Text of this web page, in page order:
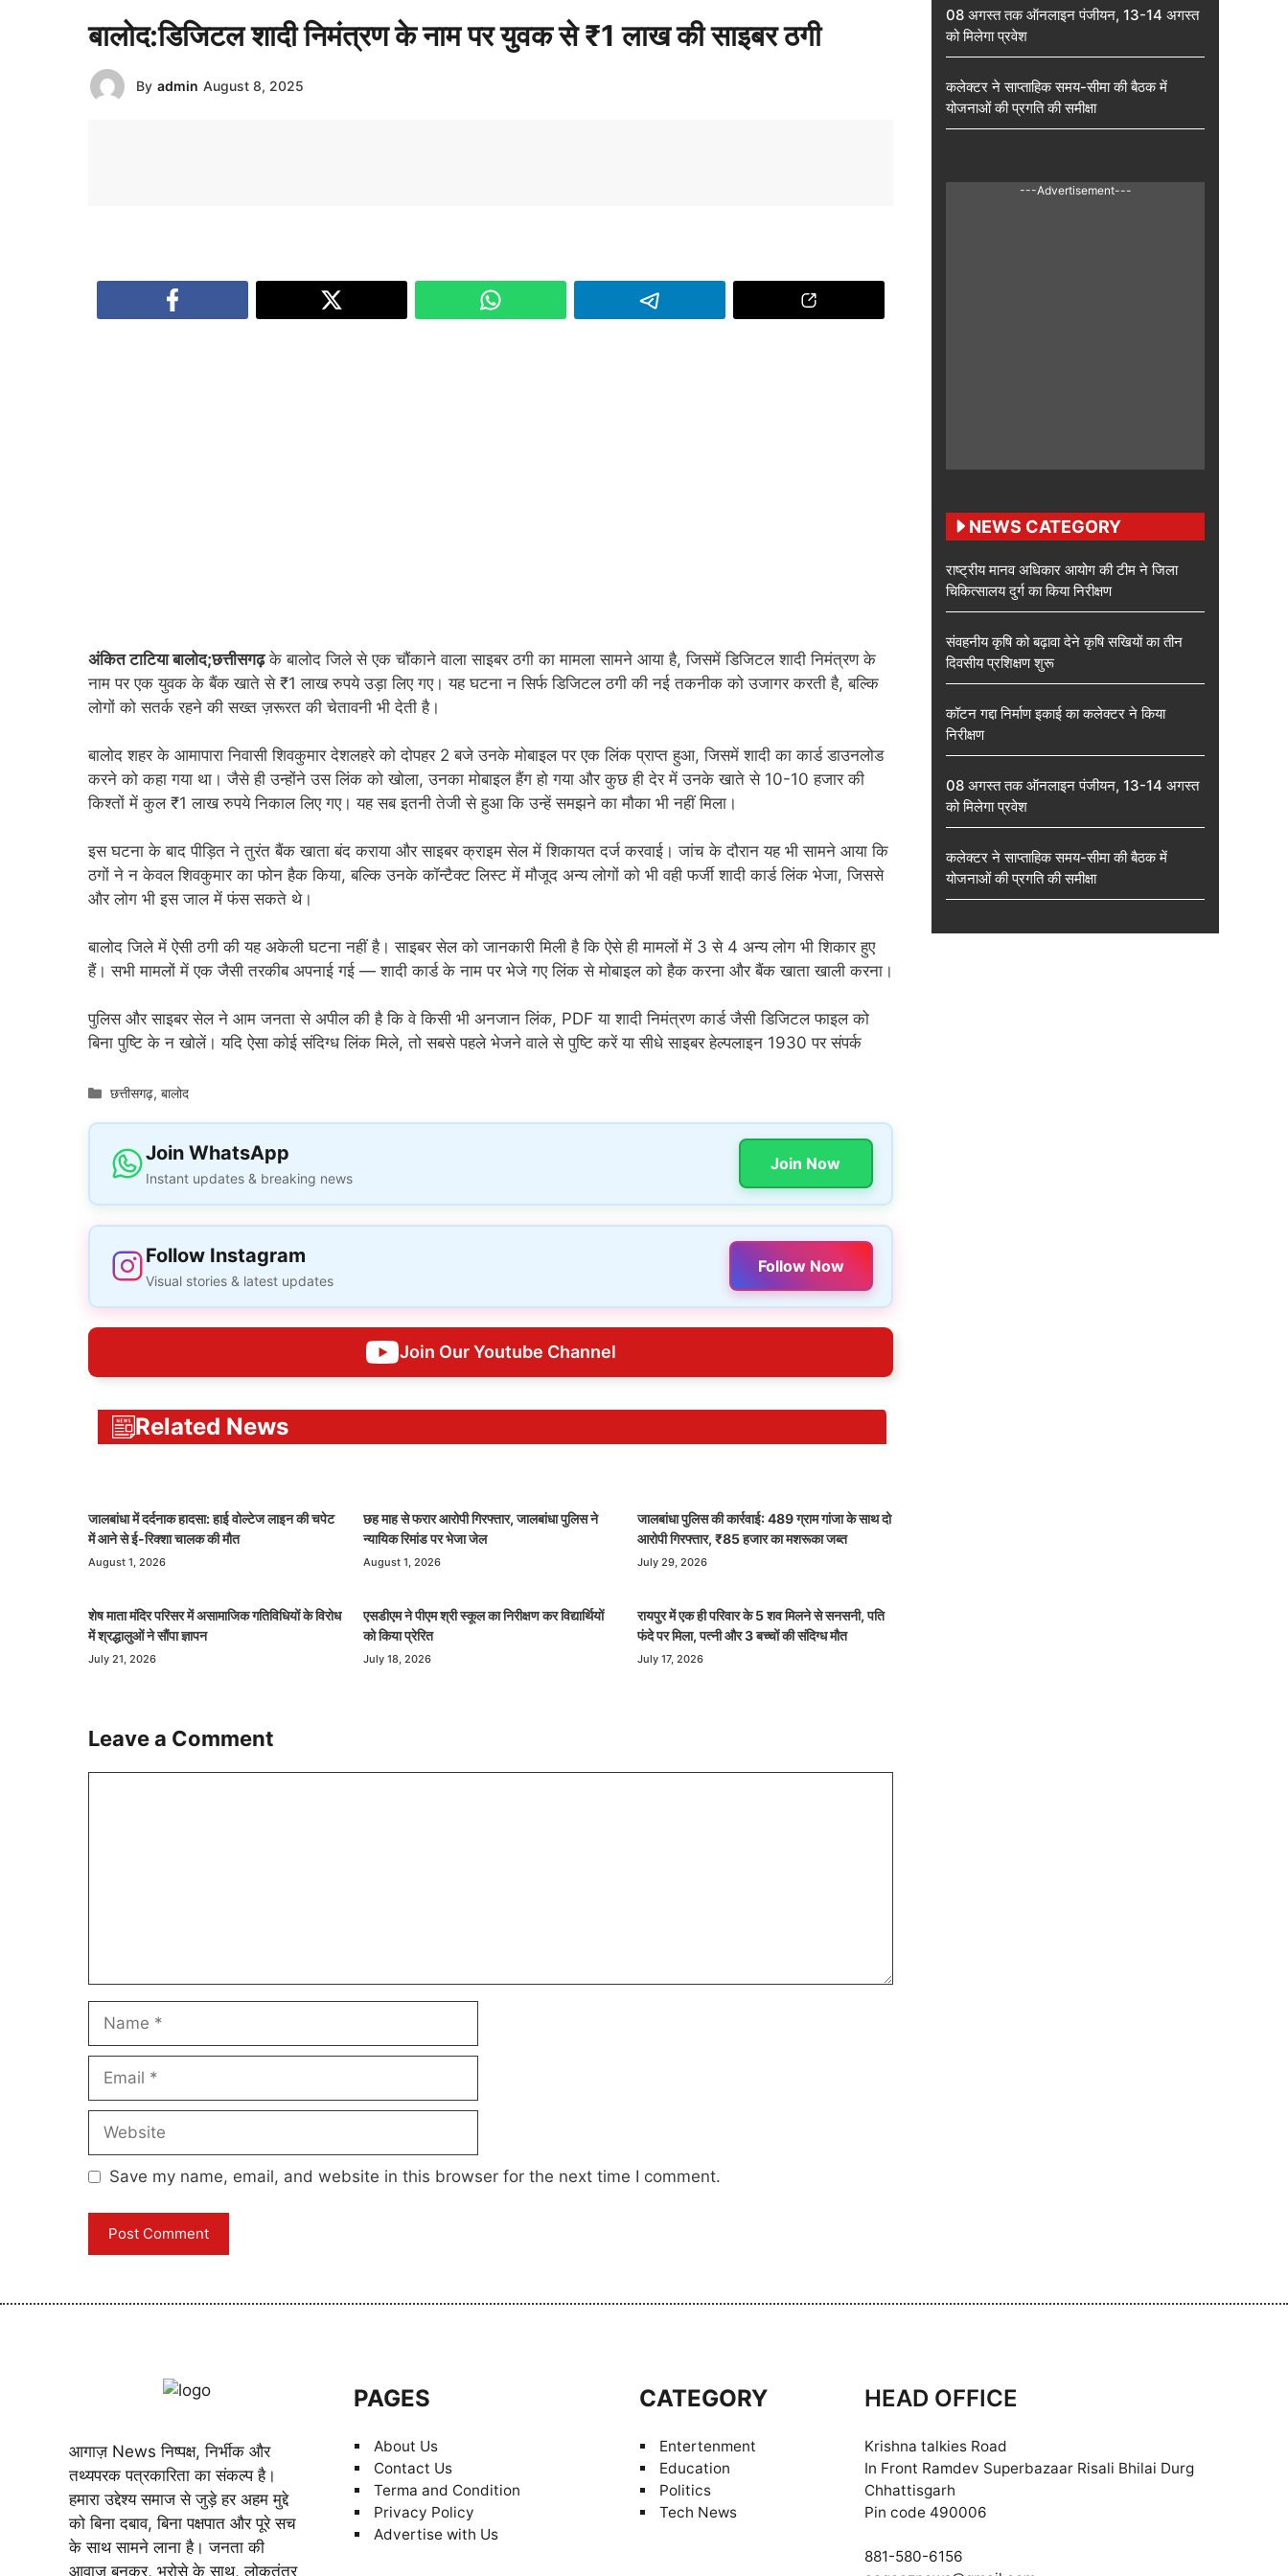
बालोद:डिजिटल शादी निमंत्रण के नाम पर युवक से ₹1 लाख की साइबर ठगी
By admin August 8, 2025
अंकित टाटिया बालोद;छत्तीसगढ़के बालोद जिले से एक चौंकाने वाला साइबर ठगी का मामला सामने आया है, जिसमें डिजिटल शादी निमंत्रण के
नाम पर एक युवक के बैंक खाते से ₹1 लाख रुपये उड़ा लिए गए। यह घटना न सिर्फ डिजिटल ठगी की नई तकनीक को उजागर करती है, बल्कि
लोगों को सतर्क रहने की सख्त ज़रूरत की चेतावनी भी देती है।
बालोद शहर के आमापारा निवासी शिवकुमार देशलहरे को दोपहर 2 बजे उनके मोबाइल पर एक लिंक प्राप्त हुआ, जिसमें शादी का कार्ड डाउनलोड
करने को कहा गया था। जैसे ही उन्होंने उस लिंक को खोला, उनका मोबाइल हैंग हो गया और कुछ ही देर में उनके खाते से 10-10 हजार की
किश्तों में कुल ₹1 लाख रुपये निकाल लिए गए। यह सब इतनी तेजी से हुआ कि उन्हें समझने का मौका भी नहीं मिला।
इस घटना के बाद पीड़ित ने तुरंत बैंक खाता बंद कराया और साइबर क्राइम सेल में शिकायत दर्ज करवाई। जांच के दौरान यह भी सामने आया कि
ठगों ने न केवल शिवकुमार का फोन हैक किया, बल्कि उनके कॉन्टैक्ट लिस्ट में मौजूद अन्य लोगों को भी वही फर्जी शादी कार्ड लिंक भेजा, जिससे
और लोग भी इस जाल में फंस सकते थे।
बालोद जिले में ऐसी ठगी की यह अकेली घटना नहीं है। साइबर सेल को जानकारी मिली है कि ऐसे ही मामलों में 3 से 4 अन्य लोग भी शिकार हुए
हैं। सभी मामलों में एक जैसी तरकीब अपनाई गई — शादी कार्ड के नाम पर भेजे गए लिंक से मोबाइल को हैक करना और बैंक खाता खाली करना।
पुलिस और साइबर सेल ने आम जनता से अपील की है कि वे किसी भी अनजान लिंक, PDF या शादी निमंत्रण कार्ड जैसी डिजिटल फाइल को
बिना पुष्टि के न खोलें। यदि ऐसा कोई संदिग्ध लिंक मिले, तो सबसे पहले भेजने वाले से पुष्टि करें या सीधे साइबर हेल्पलाइन 1930 पर संपर्क
Categories
छत्तीसगढ़,बालोद
Join WhatsApp
Instant updates & breaking news
Join Now
Follow Instagram
Visual stories & latest updates
Follow Now
Join Our Youtube Channel
Related News
जालबांधा में दर्दनाक हादसा: हाई वोल्टेज लाइन की चपेट
में आने से ई-रिक्शा चालक की मौत
August 1, 2026
छह माह से फरार आरोपी गिरफ्तार, जालबांधा पुलिस ने
न्यायिक रिमांड पर भेजा जेल
August 1, 2026
जालबांधा पुलिस की कार्रवाई: 489 ग्राम गांजा के साथ दो
आरोपी गिरफ्तार, ₹85 हजार का मशरूका जब्त
July 29, 2026
शेष माता मंदिर परिसर में असामाजिक गतिविधियों के विरोध
में श्रद्धालुओं ने सौंपा ज्ञापन
July 21, 2026
एसडीएम ने पीएम श्री स्कूल का निरीक्षण कर विद्यार्थियों
को किया प्रेरित
July 18, 2026
रायपुर में एक ही परिवार के 5 शव मिलने से सनसनी, पति
फंदे पर मिला, पत्नी और 3 बच्चों की संदिग्ध मौत
July 17, 2026
Leave a Comment
Save my name, email, and website in this browser for the next time I comment.
08 अगस्त तक ऑनलाइन पंजीयन, 13-14 अगस्त
को मिलेगा प्रवेश
कलेक्टर ने साप्ताहिक समय-सीमा की बैठक में
योजनाओं की प्रगति की समीक्षा
---Advertisement---
NEWS CATEGORY
राष्ट्रीय मानव अधिकार आयोग की टीम ने जिला
चिकित्सालय दुर्ग का किया निरीक्षण
संवहनीय कृषि को बढ़ावा देने कृषि सखियों का तीन
दिवसीय प्रशिक्षण शुरू
कॉटन गद्दा निर्माण इकाई का कलेक्टर ने किया
निरीक्षण
08 अगस्त तक ऑनलाइन पंजीयन, 13-14 अगस्त
को मिलेगा प्रवेश
कलेक्टर ने साप्ताहिक समय-सीमा की बैठक में
योजनाओं की प्रगति की समीक्षा
आगाज़ News निष्पक्ष, निर्भीक और
तथ्यपरक पत्रकारिता का संकल्प है।
हमारा उद्देश्य समाज से जुड़े हर अहम मुद्दे
को बिना दबाव, बिना पक्षपात और पूरे सच
के साथ सामने लाना है। जनता की
आवाज़ बनकर, भरोसे के साथ, लोकतंत्र
PAGES
About Us
Contact Us
Terma and Condition
Privacy Policy
Advertise with Us
CATEGORY
Entertenment
Education
Politics
Tech News
HEAD OFFICE
Krishna talkies Road
In Front Ramdev Superbazaar Risali Bhilai Durg
Chhattisgarh
Pin code 490006
881-580-6156